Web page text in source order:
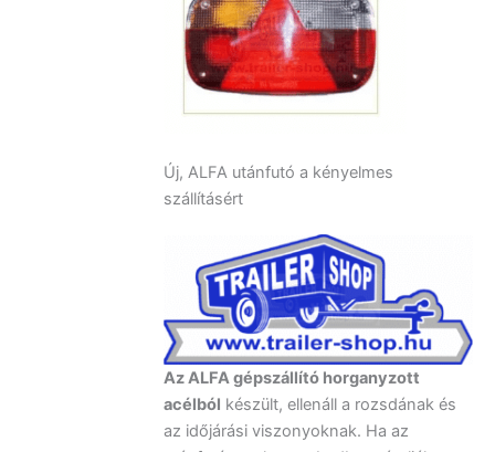
Új, ALFA utánfutó a kényelmes
szállításért
Az ALFA gépszállító horganyzott
acélból készült, ellenáll a rozsdának és
az időjárási viszonyoknak. Ha az